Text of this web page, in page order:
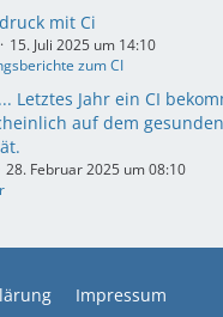
mit Ci
15. Juli 2025 um 14:10
zum CI
Letztes Jahr ein CI
auf dem
28. Februar 2025 um 08:10
Impressum